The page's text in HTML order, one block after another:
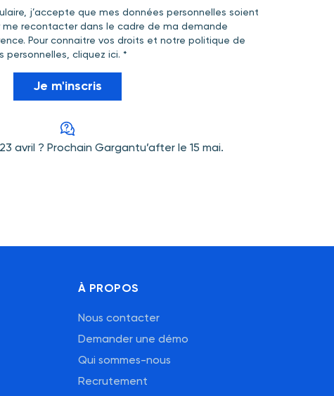
j’accepte que mes données personnelles soient
me recontacter dans le cadre de ma demande
Pour connaitre vos droits et notre politique de
personnelles, cliquez ici. *
Je m'inscris
avril ? Prochain Gargantu’after le 15 mai.
À PROPOS
Nous contacter
Demander une démo
Qui sommes-nous
Recrutement